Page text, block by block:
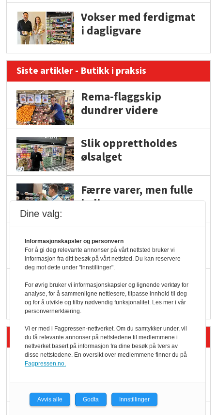
Vokser med ferdigmat
i dagligvare
Siste artikler - Butikk i praksis
Rema-flaggskip
dundrer videre
Slik opprettholdes
ølsalget
Færre varer, men fulle
hyller
KI lager mat i butikken
Q passerte 1 milliard i
Rema i 2025
Siste artikler - Økologisk
Kolonihagens norske
melkemangel
Dine valg:
Informasjonskapsler og personvern
For å gi deg relevante annonser på vårt nettsted bruker vi
informasjon fra ditt besøk på vårt nettsted. Du kan reservere
deg mot dette under "Innstillinger".
For øvrig bruker vi informasjonskapsler og lignende verktøy for
analyse, for å sammenligne nettlesere, tilpasse innhold til deg
og for å utvikle og tilby nødvendig funksjonalitet. Les mer i vår
personvernerklæring.
Vi er med i Fagpressen-nettverket. Om du samtykker under, vil
du få relevante annonser på nettstedene til medlemmene i
nettverket basert på informasjon fra dine besøk på tvers av
disse nettstedene. En oversikt over medlemmene finner du på
Fagpressen.no.
Avvis alle Godta Innstillinger